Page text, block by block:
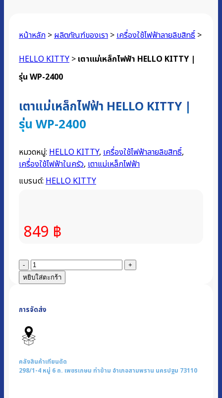
หน้าหลัก >ผลิตภัณฑ์ของเรา >เครื่องใช้ไฟฟ้าลายลิขสิทธิ์ >
HELLO KITTY > เตาแม่เหล็กไฟฟ้า HELLO KITTY |
รุ่น WP-2400
เตาแม่เหล็กไฟฟ้า HELLO KITTY |
รุ่น WP-2400
หมวดหมู่: HELLO KITTY, เครื่องใช้ไฟฟ้าลายลิขสิทธิ์,
เครื่องใช้ไฟฟ้าในครัว, เตาแม่เหล็กไฟฟ้า
แบรนด์: HELLO KITTY
849 ฿
จำนวน
เตา
แม่
ไฟฟ้า
HELLO
KITTY
|
รุ่น
WP-
หยิบใส่ตะกร้า
การจัดส่ง
คลังสินค้าเทียนดัด
298/1-4 หมู่ 6 ถ. เพชรเกษม ท่าข้าม อำเภอสามพราน นครปฐม 73110